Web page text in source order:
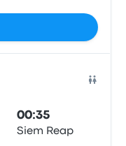
00:35
Siem Reap